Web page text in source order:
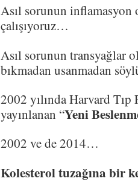
Asıl sorunun inflamasyon
çalışıyoruz…
Asıl sorunun transyağlar
bıkmadan usanmadan
2002 yılında Harvard
yayınlanan “Yeni
2002 ve de 2014…
Kolesterol tuzağına bir